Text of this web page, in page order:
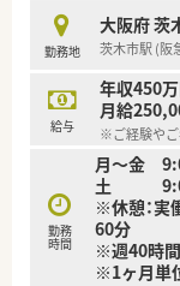
ミュニケー
【法人特徴に
■大阪府内
店舗の出店
■2018年に
店舗展開を
■代表取締役
ち、現場への
勤務地
大阪府 茨
茨木市駅 (阪
給与
年収450
月給
※ご経験やご
勤務
時間
月～金
土 9:00
※休憩：実
60分
※週40時
※1ヶ月単